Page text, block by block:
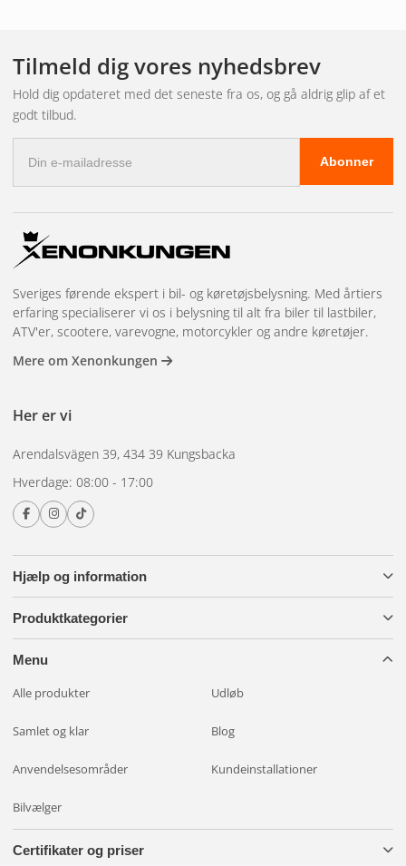
Tilmeld dig vores nyhedsbrev
Hold dig opdateret med det seneste fra os, og gå aldrig glip af et
godt tilbud.
mail-
adresse
Abonner
Hjælp og information
Produktkategorier
Menu
Alle produkter Udløb
Samlet og klar Blog
Anvendelsesområder Kundeinstallationer
Bilvælger
Sveriges førende ekspert i bil- og køretøjsbelysning. Med årtiers
erfaring specialiserer vi os i belysning til alt fra biler til lastbiler,
ATV'er, scootere, varevogne, motorcykler og andre køretøjer.
Mere om Xenonkungen
Her er vi
Arendalsvägen 39, 434 39 Kungsbacka
Hverdage: 08:00 - 17:00
Certifikater og priser